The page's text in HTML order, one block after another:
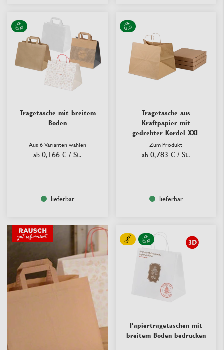
Tragetasche mit breitem
Boden
Aus 6 Varianten wählen
ab 0,166 € / St.
lieferbar
Tragetasche aus
Kraftpapier mit
gedrehter Kordel XXL
Zum Produkt
ab 0,783 € / St.
lieferbar
Papiertragetaschen mit
breitem Boden bedrucken